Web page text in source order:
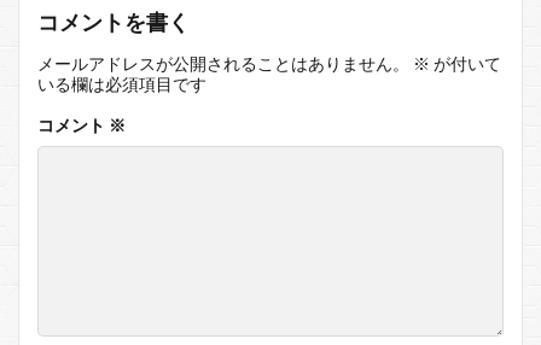
コメントを書く
メールアドレスが公開されることはありません。 ※ が付いて
いる欄は必須項目です
コメント ※